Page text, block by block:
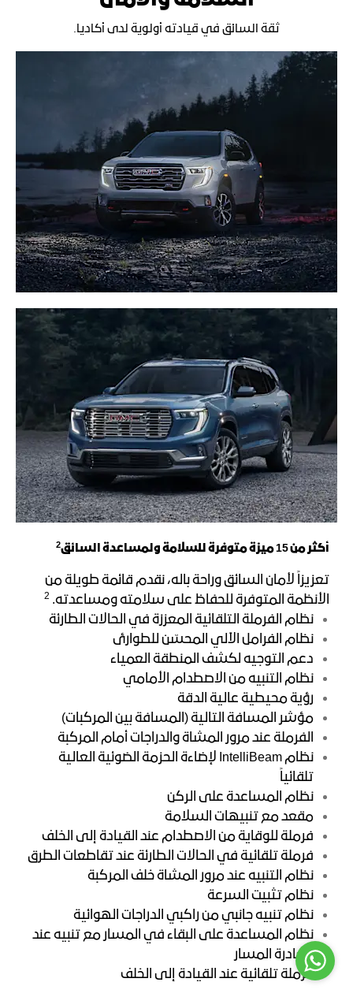
ثقة السائق في قيادته أولوية لدى أكاديا.
أكثر من 15 ميزة متوفرة للسلامة ولمساعدة السائ ق2
تعزيزاً لأمان السائق وراحة باله، نقدم قائمة طويلة من
الأنظمة المتوفرة للحفاظ على سلامته ومساعدته. 2
نظام الفرملة التلقائية المعززة في الحالات الطارئة
نظام الفرامل الآلي المحسّن للطوارئ
دعم التوجيه لكشف المنطقة العمياء
نظام التنبيه من الاصطدام الأمامي
رؤية محيطية عالية الدقة
مؤشر المسافة التالية (المسافة بين المركبات)
الفرملة عند مرور المشاة والدراجات أمام المركبة
نظام IntelliBeam لإضاءة الحزمة الضوئية العالية
تلقائياً
نظام المساعدة على الركن
مقعد مع تنبيهات السلامة
فرملة للوقاية من الاصطدام عند القيادة إلى الخلف
فرملة تلقائية في الحالات الطارئة عند تقاطعات الطرق
نظام التنبيه عند مرور المشاة خلف المركبة
نظام تثبيت السرعة
نظام تنبيه جانبي من راكبي الدراجات الهوائية
نظام المساعدة على البقاء في المسار مع تنبيه عند
مغادرة المسار
فرملة تلقائية عند القيادة إلى الخلف